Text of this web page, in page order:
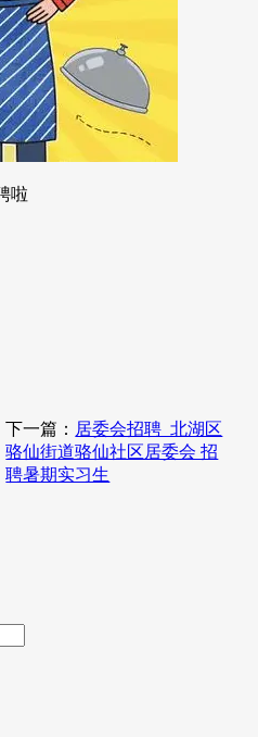
啦
下一篇： 居委会招聘_北湖区
骆仙街道骆仙社区居委会 招
聘暑期实习生